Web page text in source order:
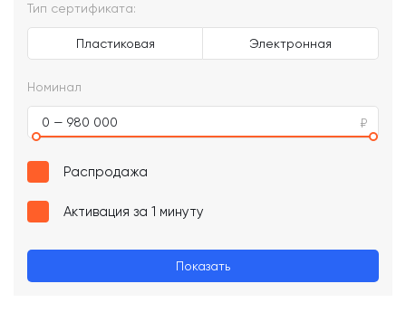
Тип сертификата:
Пластиковая Электронная
Номинал
0 — 980 000
Распродажа
Активация за 1 минуту
Показать